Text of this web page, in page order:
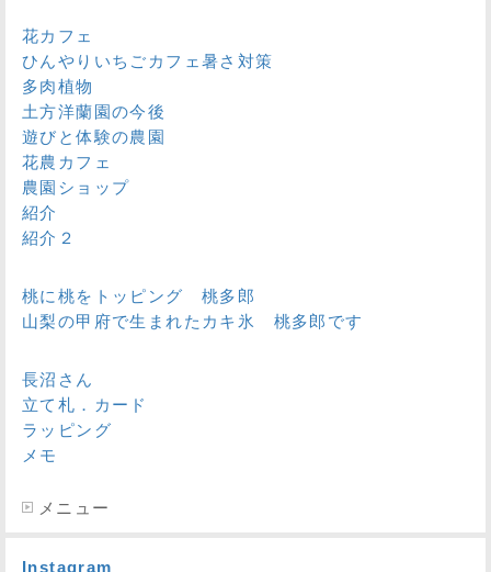
花カフェ
ひんやりいちごカフェ暑さ対策
多肉植物
土方洋蘭園の今後
遊びと体験の農園
花農カフェ
農園ショップ
紹介
紹介２
桃に桃をトッピング 桃多郎
山梨の甲府で生まれたカキ氷 桃多郎です
長沼さん
立て札．カード
ラッピング
メモ
メニュー
Instagram